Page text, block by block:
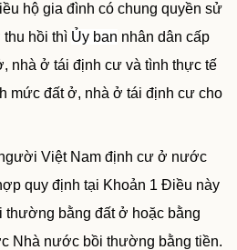
hộ gia đình có chung quyền sử
thu hồi thì Ủy ban nhân dân cấp
nhà ở tái định cư và tình thực tế
mức đất ở, nhà ở tái định cư cho
Việt Nam định cư ở nước
quy định tại Khoản 1 Điều này
thường bằng đất ở hoặc bằng
Nhà nước bồi thường bằng tiền.